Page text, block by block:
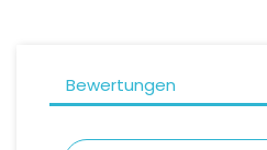
Bewertungen